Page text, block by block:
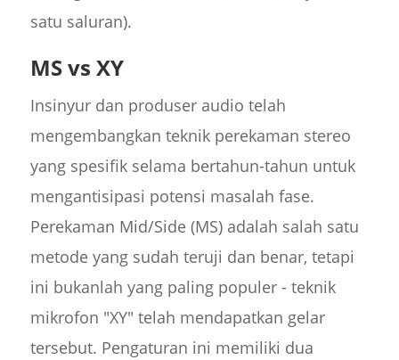
satu saluran).
MS vs XY
Insinyur dan produser audio telah
mengembangkan teknik perekaman stereo
yang spesifik selama bertahun-tahun untuk
mengantisipasi potensi masalah fase.
Perekaman Mid/Side (MS) adalah salah satu
metode yang sudah teruji dan benar, tetapi
ini bukanlah yang paling populer - teknik
mikrofon "XY" telah mendapatkan gelar
tersebut. Pengaturan ini memiliki dua